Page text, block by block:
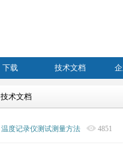
下载 技术文档
技术文档
温度记录仪测试测量方法 4851